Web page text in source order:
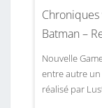
Batman –
Nouvelle
entre autre
réalisé par